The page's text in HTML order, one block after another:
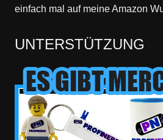
einfach mal auf meine Amazon
UNTERSTÜTZUNG